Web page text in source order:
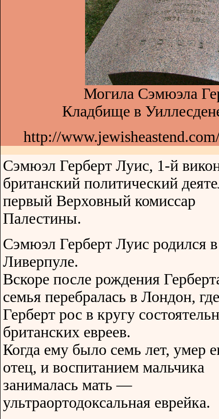
Могила Сэмюэла
Кладбище в
http://
Сэмюэл Герберт Луис, 1-й
британский политический
первый Верховный комиссар
Палестины.
Сэмюэл Герберт Луис родился в
Ливерпуле.
Вскоре после рождения
семья перебралась в Лондон, где
Герберт рос в кругу
британских евреев.
Когда ему было семь лет, умер
отец, и воспитанием мальчика
занималась мать —
ультраортодоксальная еврейка.